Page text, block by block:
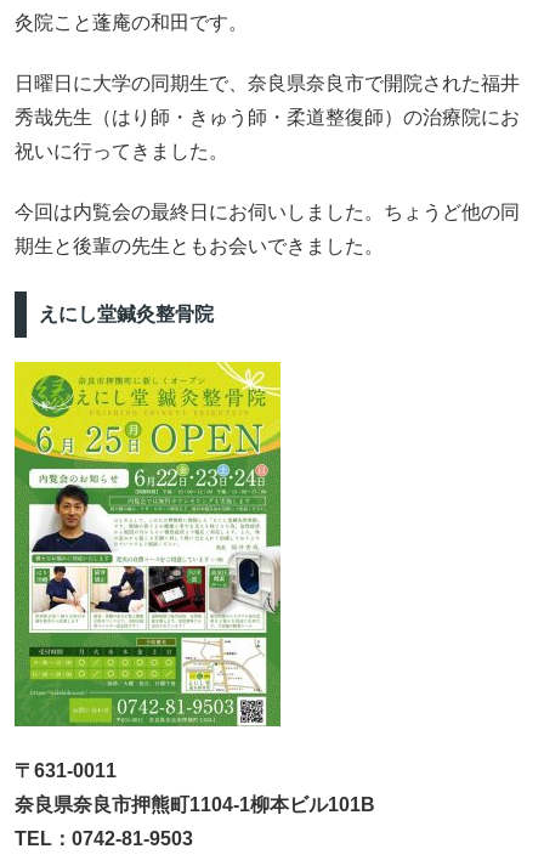
灸院こと蓬庵の和田です。
日曜日に大学の同期生で、奈良県奈良市で開院された福井
秀哉先生（はり師・きゅう師・柔道整復師）の治療院にお
祝いに行ってきました。
今回は内覧会の最終日にお伺いしました。ちょうど他の同
期生と後輩の先生ともお会いできました。
えにし堂鍼灸整骨院
〒631-0011
奈良県奈良市押熊町1104-1柳本ビル101B
TEL：0742-81-9503